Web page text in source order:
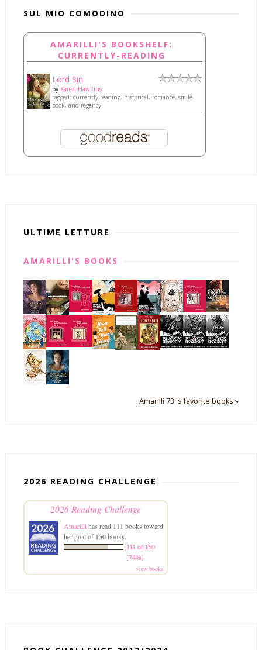
SUL MIO COMODINO
AMARILLI'S BOOKSHELF:
CURRENTLY-READING
Lord Sin
by Karen Hawkins
tagged: currently-reading, historical, romance, smile-
book, and regency
ULTIME LETTURE
AMARILLI'S BOOKS
Amarilli 73 's favorite books »
2026 READING CHALLENGE
2026 Reading Challenge
Amarillihas read 111 books toward
her goal of 150 books.
111 of 150
(74%)
view books